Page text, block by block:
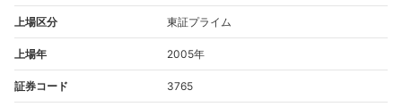
上場区分 東証プライム
上場年 2005年
証券コード 3765